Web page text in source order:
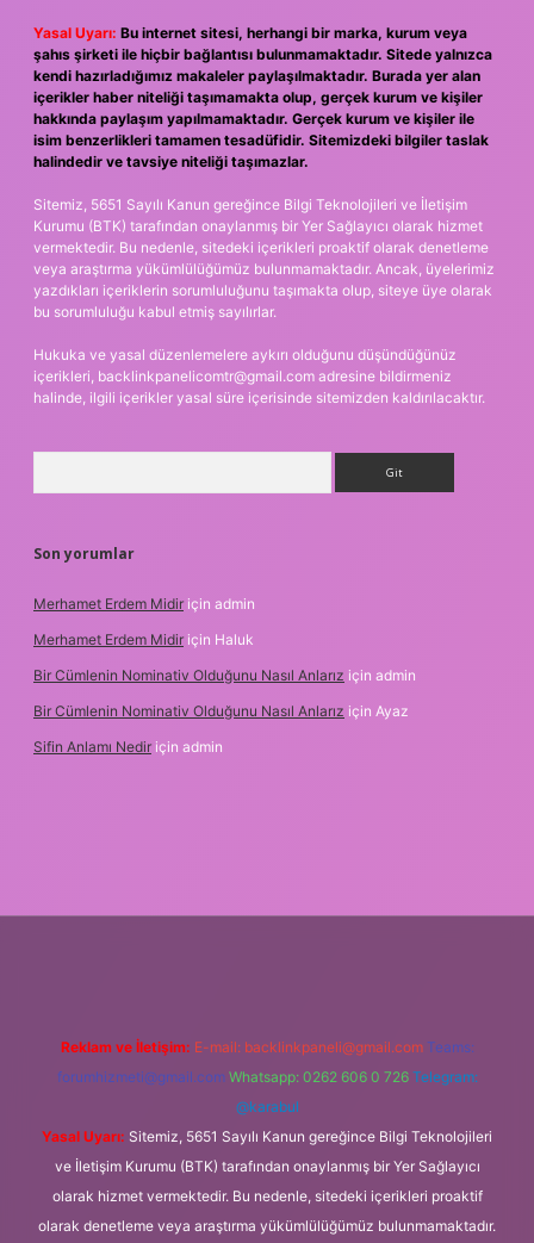
Yasal Uyarı: Bu internet sitesi, herhangi bir marka, kurum veya
şahıs şirketi ile hiçbir bağlantısı bulunmamaktadır. Sitede yalnızca
kendi hazırladığımız makaleler paylaşılmaktadır. Burada yer alan
içerikler haber niteliği taşımamakta olup, gerçek kurum ve kişiler
hakkında paylaşım yapılmamaktadır. Gerçek kurum ve kişiler ile
isim benzerlikleri tamamen tesadüfidir. Sitemizdeki bilgiler taslak
halindedir ve tavsiye niteliği taşımazlar.
Sitemiz, 5651 Sayılı Kanun gereğince Bilgi Teknolojileri ve İletişim
Kurumu (BTK) tarafından onaylanmış bir Yer Sağlayıcı olarak hizmet
vermektedir. Bu nedenle, sitedeki içerikleri proaktif olarak denetleme
veya araştırma yükümlülüğümüz bulunmamaktadır. Ancak, üyelerimiz
yazdıkları içeriklerin sorumluluğunu taşımakta olup, siteye üye olarak
bu sorumluluğu kabul etmiş sayılırlar.
Hukuka ve yasal düzenlemelere aykırı olduğunu düşündüğünüz
içerikleri, backlinkpanelicomtr@gmail.com adresine bildirmeniz
halinde, ilgili içerikler yasal süre içerisinde sitemizden kaldırılacaktır.
Son yorumlar
Merhamet Erdem Midir için admin
Merhamet Erdem Midir için Haluk
Bir Cümlenin Nominativ Olduğunu Nasıl Anlarız için admin
Bir Cümlenin Nominativ Olduğunu Nasıl Anlarız için Ayaz
Sifin Anlamı Nedir için admin
Reklam ve İletişim: E-mail: backlinkpaneli@gmail.com Teams:
forumhizmeti@gmail.com Whatsapp: 0262 606 0 726 Telegram:
@karabul
Yasal Uyarı: Sitemiz, 5651 Sayılı Kanun gereğince Bilgi Teknolojileri
ve İletişim Kurumu (BTK) tarafından onaylanmış bir Yer Sağlayıcı
olarak hizmet vermektedir. Bu nedenle, sitedeki içerikleri proaktif
olarak denetleme veya araştırma yükümlülüğümüz bulunmamaktadır.